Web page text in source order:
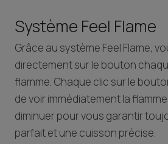
Système Feel Flame
Grâce au système Feel Flame,
directement sur le bouton
flamme. Chaque clic sur le
de voir immédiatement la
diminuer pour vous garantir
parfait et une cuisson précise.